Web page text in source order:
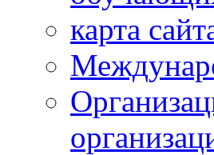
карта